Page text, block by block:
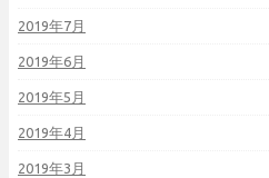
2019年7月
2019年6月
2019年5月
2019年4月
2019年3月